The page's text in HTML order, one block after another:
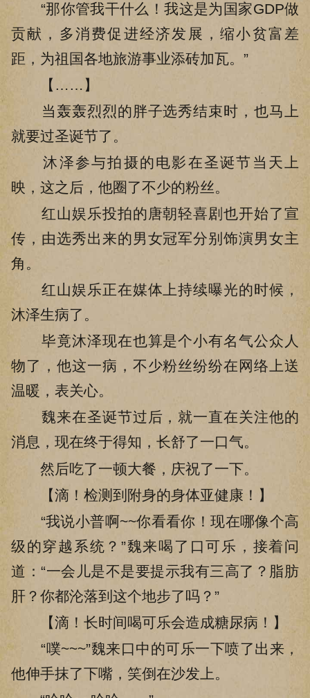
“那你管我干什么！我这是为国家GDP做
贡献，多消费促进经济发展，缩小贫富差
距，为祖国各地旅游事业添砖加瓦。”
【……】
当轰轰烈烈的胖子选秀结束时，也马上
就要过圣诞节了。
沐泽参与拍摄的电影在圣诞节当天上
映，这之后，他圈了不少的粉丝。
红山娱乐投拍的唐朝轻喜剧也开始了宣
传，由选秀出来的男女冠军分别饰演男女主
角。
红山娱乐正在媒体上持续曝光的时候，
沐泽生病了。
毕竟沐泽现在也算是个小有名气公众人
物了，他这一病，不少粉丝纷纷在网络上送
温暖，表关心。
魏来在圣诞节过后，就一直在关注他的
消息，现在终于得知，长舒了一口气。
然后吃了一顿大餐，庆祝了一下。
【滴！检测到附身的身体亚健康！】
“我说小普啊~~你看看你！现在哪像个高
级的穿越系统？”魏来喝了口可乐，接着问
道：“一会儿是不是要提示我有三高了？脂肪
肝？你都沦落到这个地步了吗？”
【滴！长时间喝可乐会造成糖尿病！】
“噗~~~”魏来口中的可乐一下喷了出来，
他伸手抹了下嘴，笑倒在沙发上。